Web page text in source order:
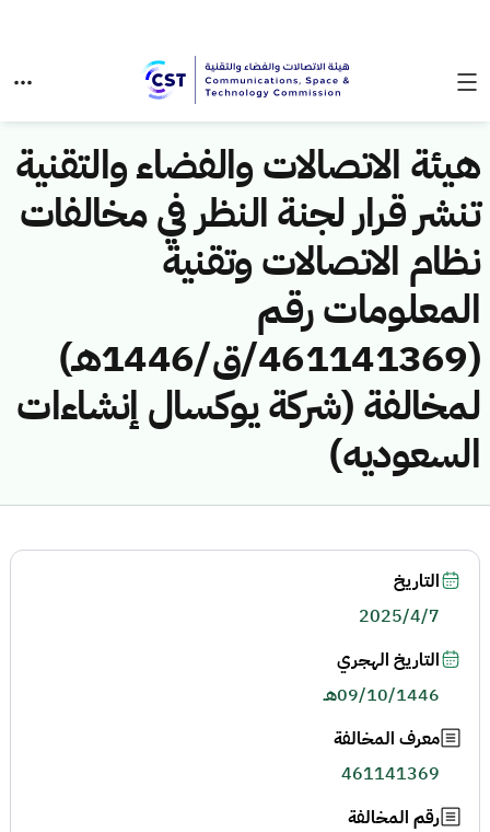
هيئة الاتصالات والفضاء والتقنية
تنشر قرار لجنة النظر في مخالفات
نظام الاتصالات وتقنية
المعلومات رقم
(461141369/ق/1446هـ)
لمخالفة (شركة يوكسال إنشاءات
السعوديه)
التاريخ
2025/4/7
التاريخ الهجري
09/10/1446هـ
معرف المخالفة
461141369
رقم المخالفة